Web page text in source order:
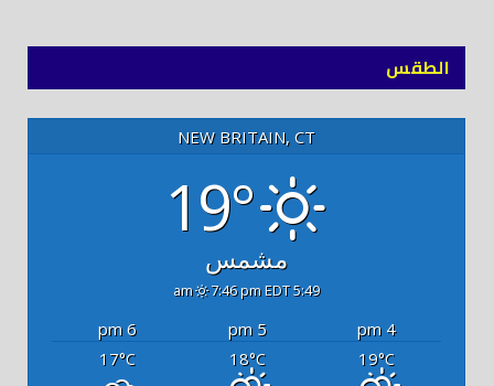
الطقس
NEW BRITAIN, CT
19°
مشمس
5:49 am
7:46 pm EDT
4 pm
5 pm
6 pm
19°C
18°C
17°C